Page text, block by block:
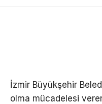
İzmir Büyükşehir
olma mücadelesi